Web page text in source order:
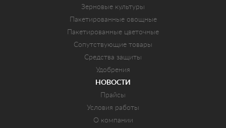
Зерновые культуры
Пакетированные овощные
Пакетированные цветочные
Сопутствующие товары
Средства защиты
Удобрения
НОВОСТИ
Прайсы
Условия работы
О компании